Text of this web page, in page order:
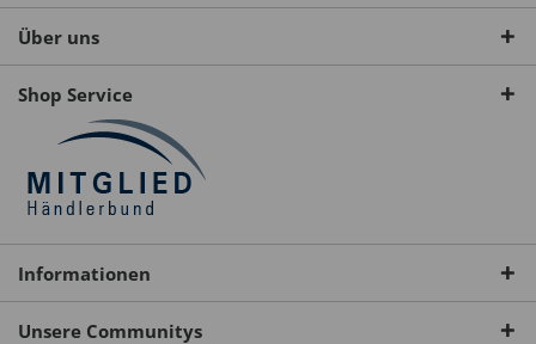
Über uns
Shop Service
Informationen
Unsere Communitys